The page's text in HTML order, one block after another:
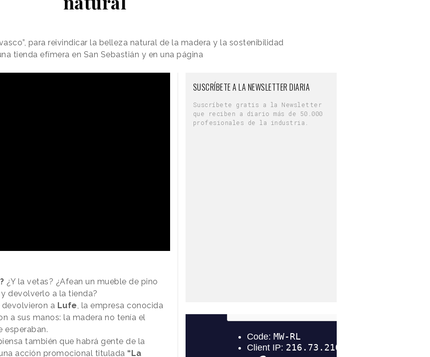
para reivindicar la belleza natural de la madera y la sostenibilidad
tienda efímera en San Sebastián y en una página
¿Y la vetas? ¿Afean un mueble de pino
devolverlo a la tienda?
devolvieron a Lufe, la empresa conocida
a sus manos: la madera no tenía el
esperaban.
también que habrá gente de la
acción promocional titulada “La
SUSCRÍBETE A LA NEWSLETTER DIARIA
Suscríbete gratis a la Newsletter
que reciben a diario más de 50.000
profesionales de la industria.